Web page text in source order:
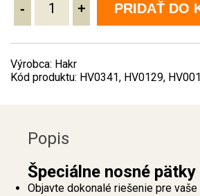
- + PRIDAŤ DO
Výrobca: Hakr
Kód produktu: HV0341, HV0129,
Popis
Špeciálne nosné
Objavte dokonalé riešenie pre